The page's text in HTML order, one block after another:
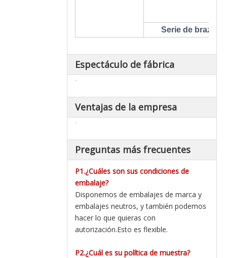
Serie de brazo
Espectáculo de fábrica
Ventajas de la empresa
Preguntas más frecuentes
P1.¿Cuáles son sus condiciones de
embalaje?
Disponemos de embalajes de marca y
embalajes neutros, y también podemos
hacer lo que quieras con
autorización.Esto es flexible.
P2.¿Cuál es su política de muestra?